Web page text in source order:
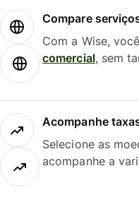
Compare
Com a Wise,
comercial, sem
Acompanhe
Selecione as
acompanhe a